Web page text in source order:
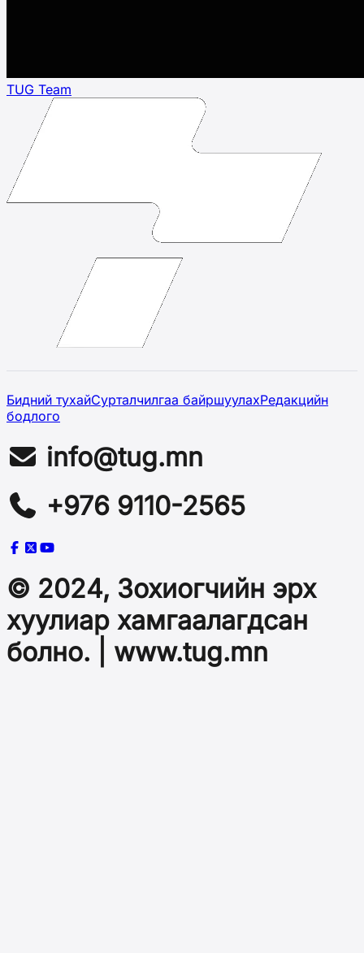
TUG Team
Бидний тухайСурталчилгаа байршуулахРедакцийн
бодлого
info@tug.mn
+976 9110-2565
© 2024, Зохиогчийн эрх
хуулиар хамгаалагдсан
болно. | www.tug.mn